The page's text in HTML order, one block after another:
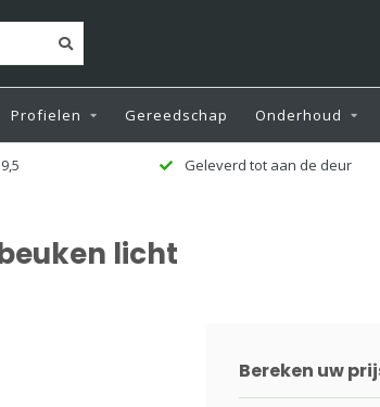
Profielen Gereedschap Onderhoud
tot aan de deur
licht
Bereken uw